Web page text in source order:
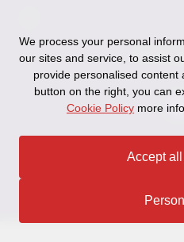
We process your personal
our sites and service, to assist
provide personalised content
button on the right, you can
more
Cookie Policy
Accept